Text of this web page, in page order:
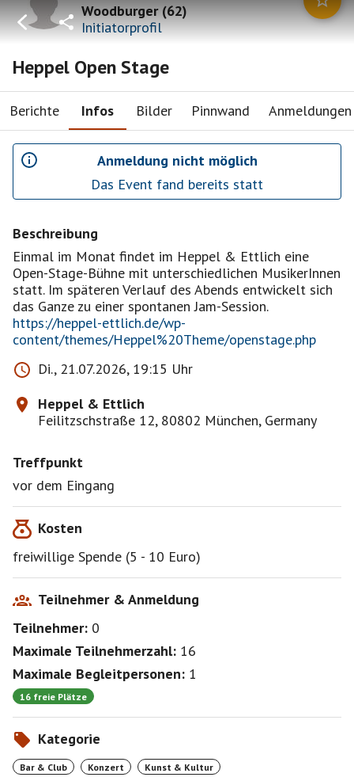
Woodburger(62)
Initiatorprofil
Heppel Open Stage
Berichte Infos Bilder Pinnwand Anmeldungen
Anmeldung nicht möglich
Das Event fand bereits statt
Beschreibung
Einmal im Monat findet im Heppel & Ettlich eine
Open-Stage-Bühne mit unterschiedlichen MusikerInnen
statt. Im späteren Verlauf des Abends entwickelt sich
https://heppel-ettlich.de/wp-
content/themes/Heppel%20Theme/openstage.php
Di., 21.07.2026, 19:15 Uhr
Heppel & Ettlich
Feilitzschstraße 12, 80802 München, Germany
Treffpunkt
vor dem Eingang
Kosten
freiwillige Spende (5 - 10 Euro)
Teilnehmer & Anmeldung
Teilnehmer: 0
Maximale Teilnehmerzahl: 16
Maximale Begleitpersonen: 1
16 freie Plätze
Kategorie
Bar & Club Konzert Kunst & Kultur